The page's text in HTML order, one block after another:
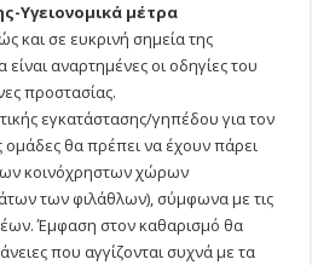
Υγειονομικά μέτρα
και σε ευκρινή σημεία της
αναρτημένες οι οδηγίες του
προστασίας.
εγκατάστασης/γηπέδου για τον
θα πρέπει να έχουν πάρει
κοινόχρηστων χώρων
των φιλάθλων), σύμφωνα με τις
Έμφαση στον καθαρισμό θα
που αγγίζονται συχνά με τα